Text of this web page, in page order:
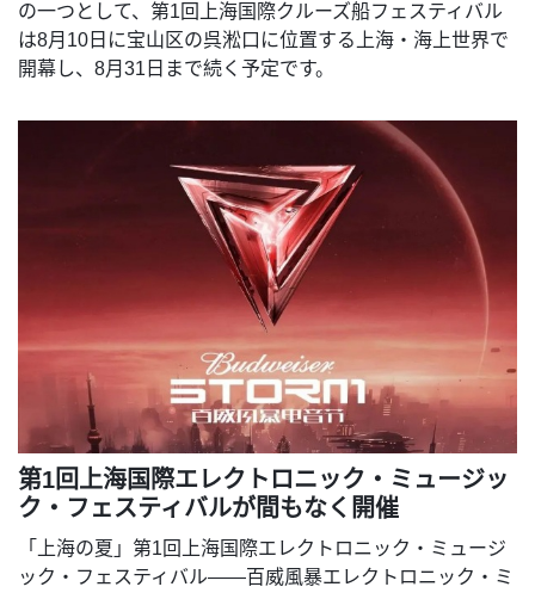
の一つとして、第1回上海国際クルーズ船フェスティバル
は8月10日に宝山区の呉淞口に位置する上海・海上世界で
開幕し、8月31日まで続く予定です。
第1回上海国際エレクトロニック・ミュージッ
ク・フェスティバルが間もなく開催
「上海の夏」第1回上海国際エレクトロニック・ミュージ
ック・フェスティバル——百威風暴エレクトロニック・ミ